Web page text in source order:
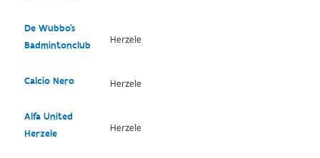
De Wubbo's
Badmintonclub
Herzele
Calcio Nero Herzele
Alfa United
Herzele
Herzele